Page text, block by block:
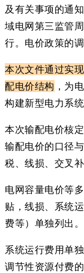
及有关事项的通
域电网第三监管
行。 电价政策的
本次文件通过实
配电价结构 ，为
构建新型电力系
本次输配电价核
输配电价的口径
税、线损、交叉
电网容量电价等
贴，线损、系统
费等）单独列出。
系统运行费用单
调节性资源付费